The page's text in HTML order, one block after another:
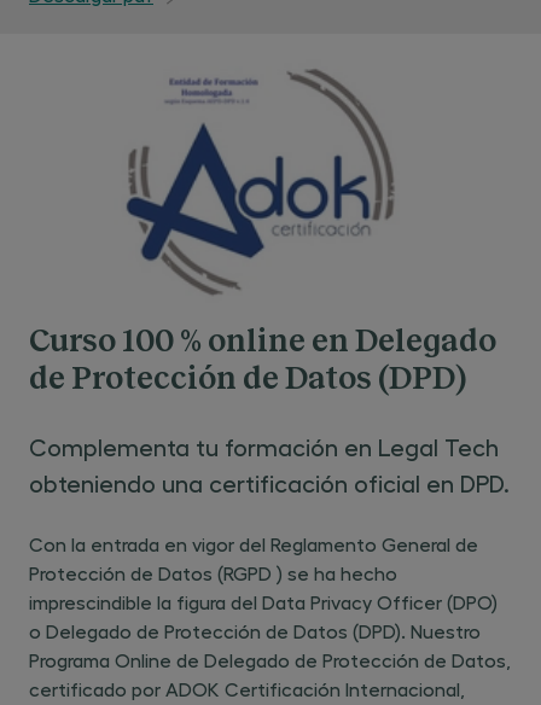
Cuestiones societarias y financieras de
MÓDULO 6: ABOGACÍA DIGITAL
Legaltech
Marca personal
Curso 100 % online en Delegado
de Protección de Datos (DPD)
Complementa tu formación en Legal Tech
obteniendo una certificación oficial en DPD.
Con la entrada en vigor del Reglamento General de
Protección de Datos (RGPD ) se ha hecho
imprescindible la figura del Data Privacy Officer (DPO)
o Delegado de Protección de Datos (DPD). Nuestro
Programa Online de Delegado de Protección de Datos,
certificado por ADOK Certificación Internacional,